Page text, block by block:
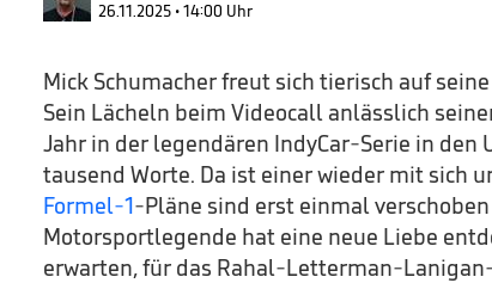
26.11.2025 • 14:00 Uhr
Mick Schumacher freut sich tierisch auf
Sein Lächeln beim Videocall anlässlich
Jahr in der legendären IndyCar-Serie in den
tausend Worte. Da ist einer wieder mit sich
Formel-1-Pläne sind erst einmal
Motorsportlegende hat eine neue Liebe
erwarten, für das Rahal-Letterman-